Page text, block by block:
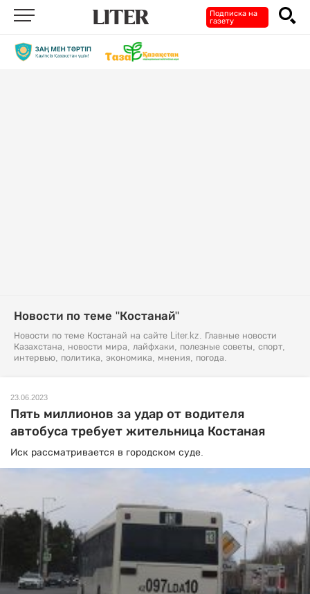
Подписка на
газету
Новости по теме "Костанай"
Новости по теме Костанай на сайте Liter.kz. Главные новости
Казахстана, новости мира, лайфхаки, полезные советы, спорт,
интервью, политика, экономика, мнения, погода.
23.06.2023
Пять миллионов за удар от водителя
автобуса требует жительница Костаная
Иск рассматривается в городском суде.